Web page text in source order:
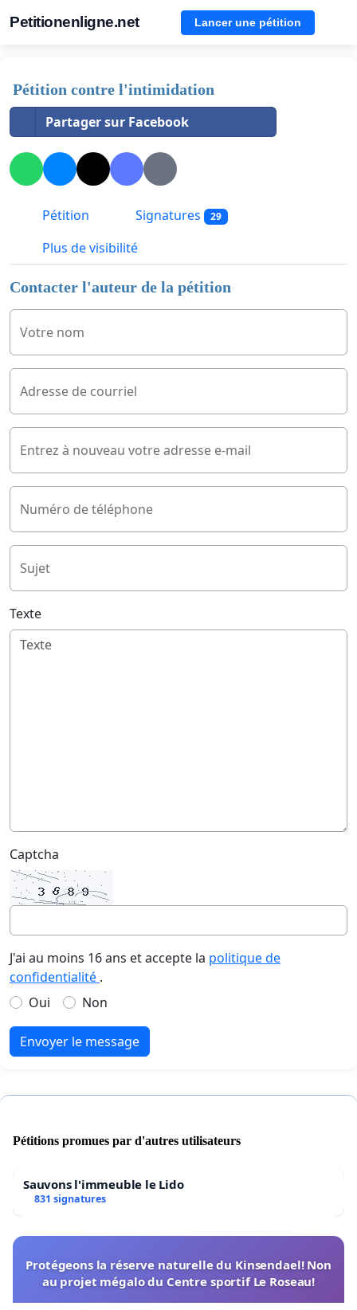
Petitionenligne.net Lancer une pétition
Pétition contre l'intimidation
Partager sur Facebook
Pétition Signatures 29
Plus de visibilité
Contacter l'auteur de la pétition
Votre nom
Adresse de courriel
Entrez à nouveau votre adresse e-mail
Numéro de téléphone
Sujet
Texte
Captcha
J'ai au moins 16 ans et accepte la politique de
confidentialité .
Oui
Non
Envoyer le message
Pétitions promues par d'autres utilisateurs
Sauvons l'immeuble le Lido
831 signatures
Protégeons la réserve naturelle du Kinsendael! Non
au projet mégalo du Centre sportif Le Roseau!